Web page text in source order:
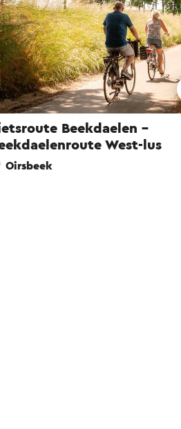
Beekdaelen -
West-lus
Oirsbeek